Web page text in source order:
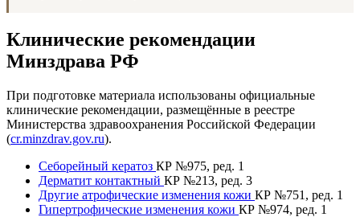
Клинические рекомендации
Минздрава РФ
При подготовке материала использованы официальные
клинические рекомендации, размещённые в реестре
Министерства здравоохранения Российской Федерации
(cr.minzdrav.gov.ru).
Себорейный кератоз КР №975, ред. 1
Дерматит контактный КР №213, ред. 3
Другие атрофические изменения кожи КР №751, ред. 1
Гипертрофические изменения кожи КР №974, ред. 1